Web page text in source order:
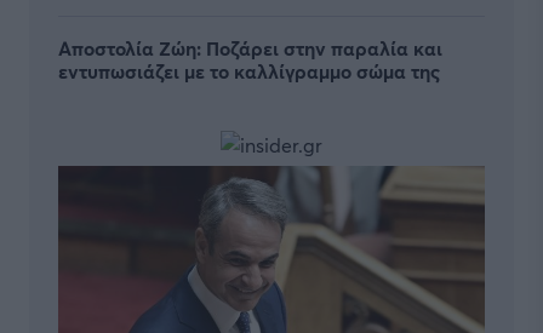
Αποστολία Ζώη: Ποζάρει στην παραλία και
εντυπωσιάζει με το καλλίγραμμο σώμα της